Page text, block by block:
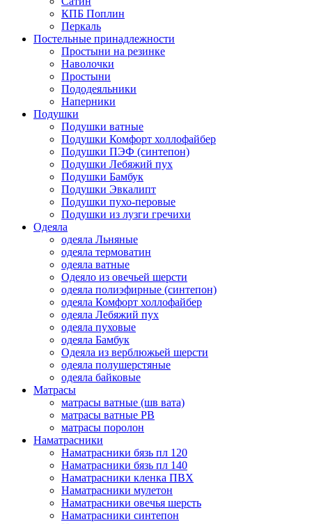
КПБ Поплин
Перкаль
Постельные принадлежности
Простыни на резинке
Наволочки
Простыни
Пододеяльники
Наперники
Подушки
Подушки ватные
Подушки Комфорт холлофайбер
Подушки ПЭФ (синтепон)
Подушки Лебяжий пух
Подушки Бамбук
Подушки Эвкалипт
Подушки пухо-перовые
Подушки из лузги гречихи
Одеяла
одеяла Льняные
одеяла термоватин
одеяла ватные
Одеяло из овечьей шерсти
одеяла полиэфирные (синтепон)
одеяла Комфорт холлофайбер
одеяла Лебяжий пух
одеяла пуховые
одеяла Бамбук
Одеяла из верблюжьей шерсти
одеяла полушерстяные
одеяла байковые
Матрасы
матрасы ватные (шв вата)
матрасы ватные РВ
матрасы поролон
Наматрасники
Наматрасники бязь пл 120
Наматрасники бязь пл 140
Наматрасники кленка ПВХ
Наматрасники мулетон
Наматрасники овечья шерсть
Наматрасники синтепон